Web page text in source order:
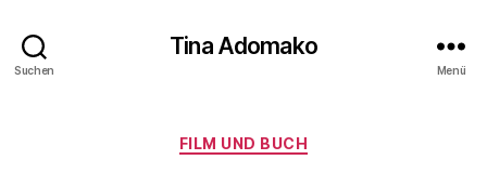
Suchen
Tina Adomako
Menü
Kategorien
FILM UND BUCH